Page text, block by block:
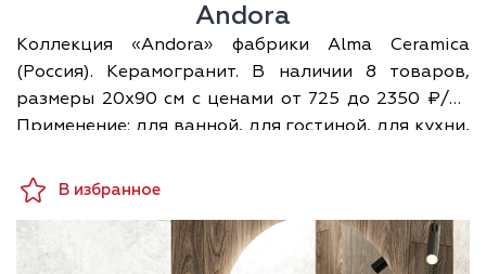
Andora
Коллекция «Andora» фабрики Alma Ceramica
(Россия). Керамогранит. В наличии 8 товаров,
размеры 20х90 см с ценами от 725 до 2350 ₽/м².
Применение: для ванной, для гостиной, для кухни,
по Москве и всей России; при покупке — дизайн-
проект раскладки в подарок.
В избранное